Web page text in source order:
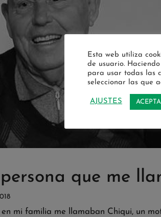
que me
mi familia me llamaban Chiqui, un
Esta web utiliza
de usuario.
para usar todas las
seleccionar las que
AJUSTES